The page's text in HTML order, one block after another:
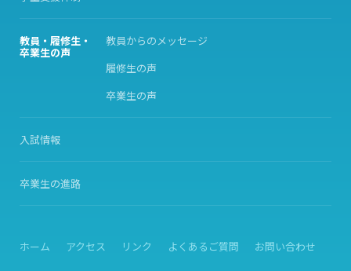
教員・履修生・
卒業生の声
教員からのメッセージ
履修生の声
卒業生の声
入試情報
卒業生の進路
ホーム アクセス リンク よくあるご質問 お問い合わせ